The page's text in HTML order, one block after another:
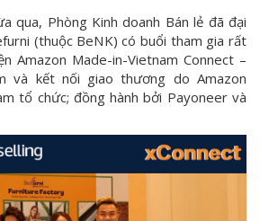
qua, Phòng Kinh doanh Bán lẻ đã đại
(thuộc BeNK) có buổi tham gia rất
Amazon Made-in-Vietnam Connect –
và kết nối giao thương do Amazon
tổ chức; đồng hành bởi Payoneer và